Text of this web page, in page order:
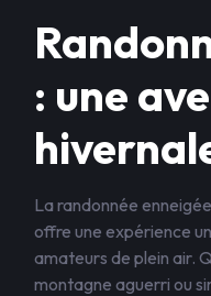
: une
La randonnée
offre une expérience
amateurs de plein air.
montagne aguerri ou